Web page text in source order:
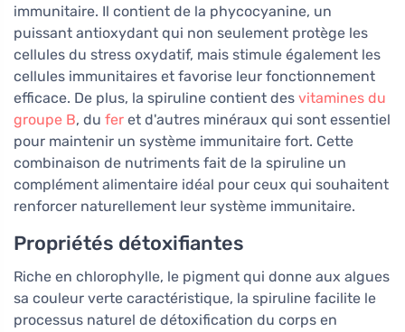
immunitaire. Il contient de la phycocyanine, un
puissant antioxydant qui non seulement protège les
cellules du stress oxydatif, mais stimule également les
cellules immunitaires et favorise leur fonctionnement
efficace. De plus, la spiruline contient des vitamines du
groupe B, du fer et d'autres minéraux qui sont essentiel
pour maintenir un système immunitaire fort. Cette
combinaison de nutriments fait de la spiruline un
complément alimentaire idéal pour ceux qui souhaitent
renforcer naturellement leur système immunitaire.
Propriétés détoxifiantes
Riche en chlorophylle, le pigment qui donne aux algues
sa couleur verte caractéristique, la spiruline facilite le
processus naturel de détoxification du corps en